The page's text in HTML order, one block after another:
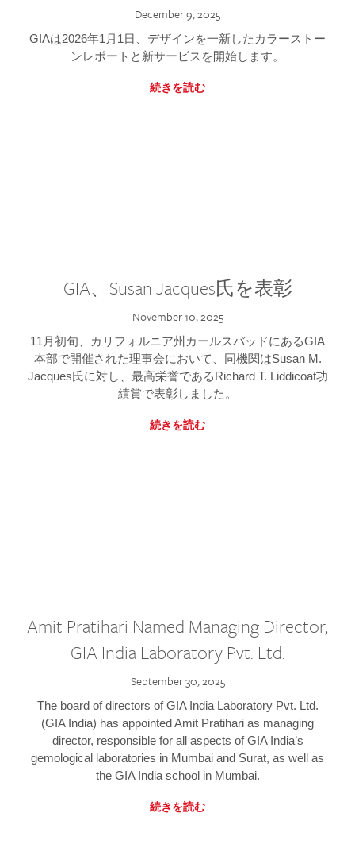
December 9, 2025
GIAは2026年1月1日、デザインを一新したカラーストー
ンレポートと新サービスを開始します。
続きを読む
GIA、Susan Jacques氏を表彰
November 10, 2025
11月初旬、カリフォルニア州カールスバッドにあるGIA
本部で開催された理事会において、同機関はSusan M.
Jacques氏に対し、最高栄誉であるRichard T. Liddicoat功
績賞で表彰しました。
続きを読む
Amit Pratihari Named Managing Director,
GIA India Laboratory Pvt. Ltd.
September 30, 2025
The board of directors of GIA India Laboratory Pvt. Ltd.
(GIA India) has appointed Amit Pratihari as managing
director, responsible for all aspects of GIA India’s
gemological laboratories in Mumbai and Surat, as well as
the GIA India school in Mumbai.
続きを読む